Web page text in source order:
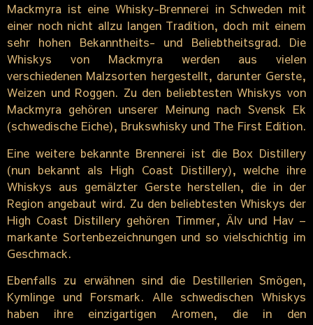
Mackmyra ist eine Whisky-Brennerei in Schweden mit
einer noch nicht allzu langen Tradition, doch mit einem
sehr hohen Bekanntheits- und Beliebtheitsgrad. Die
Whiskys von Mackmyra werden aus vielen
verschiedenen Malzsorten hergestellt, darunter Gerste,
Weizen und Roggen. Zu den beliebtesten Whiskys von
Mackmyra gehören unserer Meinung nach Svensk Ek
(schwedische Eiche), Brukswhisky und The First Edition.
Eine weitere bekannte Brennerei ist die Box Distillery
(nun bekannt als High Coast Distillery), welche ihre
Whiskys aus gemälzter Gerste herstellen, die in der
Region angebaut wird. Zu den beliebtesten Whiskys der
High Coast Distillery gehören Timmer, Älv und Hav –
markante Sortenbezeichnungen und so vielschichtig im
Geschmack.
Ebenfalls zu erwähnen sind die Destillerien Smögen,
Kymlinge und Forsmark. Alle schwedischen Whiskys
haben ihre einzigartigen Aromen, die in den